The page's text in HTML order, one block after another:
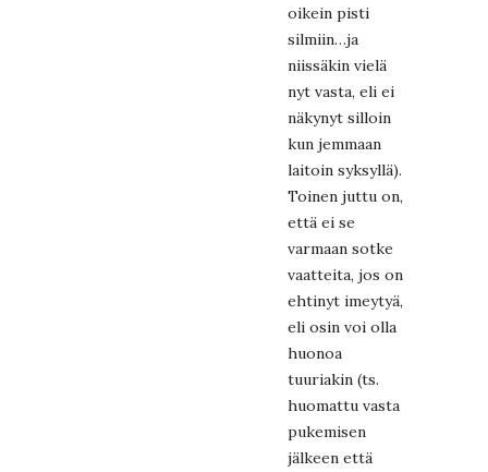
oikein pisti
silmiin…ja
niissäkin vielä
nyt vasta, eli ei
näkynyt silloin
kun jemmaan
laitoin syksyllä).
Toinen juttu on,
että ei se
varmaan sotke
vaatteita, jos on
ehtinyt imeytyä,
eli osin voi olla
huonoa
tuuriakin (ts.
huomattu vasta
pukemisen
jälkeen että